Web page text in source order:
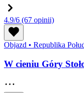
4.9/6 (67 opinii)
Objazd • Republika
W cieniu Góry